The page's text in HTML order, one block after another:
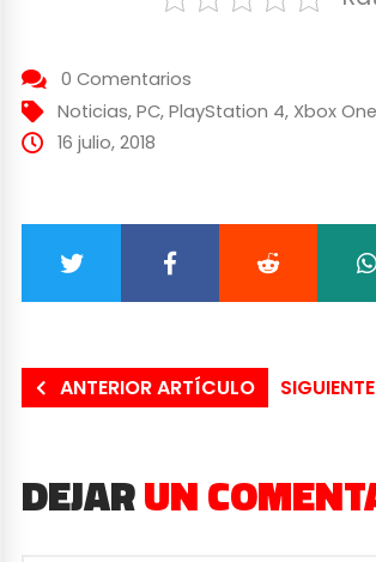
0 Comentarios
Noticias, PC, PlayStation 4, Xbox One
16 julio, 2018
ANTERIOR ARTÍCULO
DEJARUN